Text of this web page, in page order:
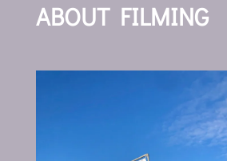
ABOUT FILMING